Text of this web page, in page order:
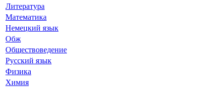
Литература
Математика
Немецкий язык
Обж
Обществоведение
Русский язык
Физика
Химия